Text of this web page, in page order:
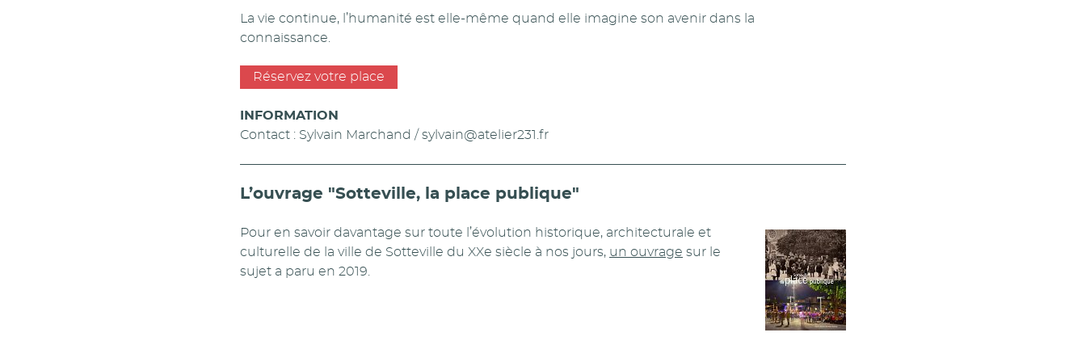
La vie continue, l’humanité est elle-même quand elle imagine son avenir dans la
connaissance.
Réservez votre place
INFORMATION
Contact : Sylvain Marchand / sylvain@atelier231.fr
L’ouvrage "Sotteville, la place publique"
Pour en savoir davantage sur toute l’évolution historique, architecturale et
culturelle de la ville de Sotteville du XXe siècle à nos jours, un ouvrage sur le
sujet a paru en 2019.